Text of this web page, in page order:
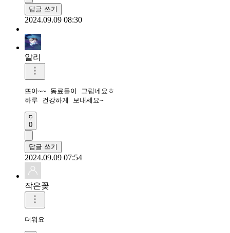
답글 쓰기
2024.09.09 08:30
알리
뜨아~~ 동료들이 그립네요ㅎ
하루 건강하게 보내세요~
0
답글 쓰기
2024.09.09 07:54
작은꽂
더워요